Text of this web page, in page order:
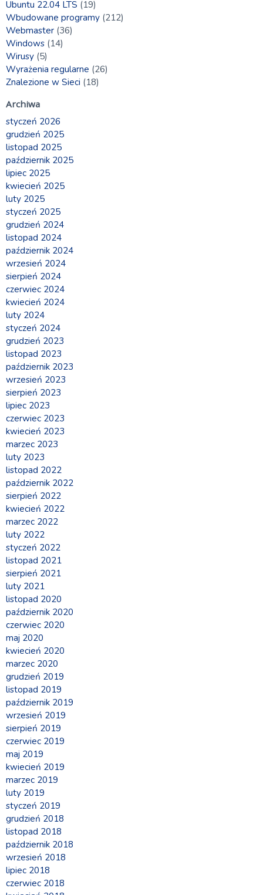
Ubuntu 22.04 LTS (19)
Wbudowane programy (212)
Webmaster (36)
Windows (14)
Wirusy (5)
Wyrażenia regularne (26)
Znalezione w Sieci (18)
Archiwa
styczeń 2026
grudzień 2025
listopad 2025
październik 2025
lipiec 2025
kwiecień 2025
luty 2025
styczeń 2025
grudzień 2024
listopad 2024
październik 2024
wrzesień 2024
sierpień 2024
czerwiec 2024
kwiecień 2024
luty 2024
styczeń 2024
grudzień 2023
listopad 2023
październik 2023
wrzesień 2023
sierpień 2023
lipiec 2023
czerwiec 2023
kwiecień 2023
marzec 2023
luty 2023
listopad 2022
październik 2022
sierpień 2022
kwiecień 2022
marzec 2022
luty 2022
styczeń 2022
listopad 2021
sierpień 2021
luty 2021
listopad 2020
październik 2020
czerwiec 2020
maj 2020
kwiecień 2020
marzec 2020
grudzień 2019
listopad 2019
październik 2019
wrzesień 2019
sierpień 2019
czerwiec 2019
maj 2019
kwiecień 2019
marzec 2019
luty 2019
styczeń 2019
grudzień 2018
listopad 2018
październik 2018
wrzesień 2018
lipiec 2018
czerwiec 2018